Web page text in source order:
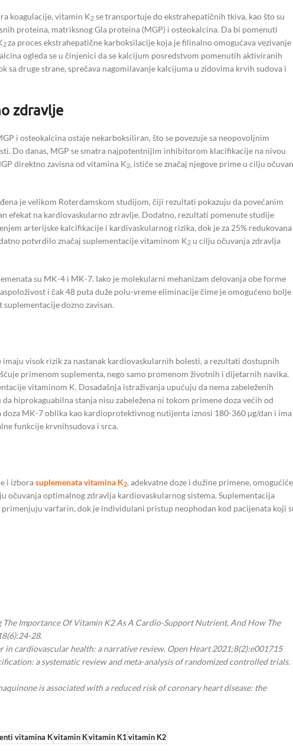
koagulacije, vitamin K2 se transportuje do ekstrahepatičnih tkiva, kao što su
proteina, matriksnog Gla proteina (MGP) i osteokalcina. Da bi pomenuti
2za proces ekstrahepatične karboksilacije koja je filinalno omogućava vezivanje
ogleda se u činjenici da se kalcijum posredstvom pomenutih aktiviranih
sa druge strane, sprečava nagomilavanje kalcijuma u zidovima krvih sudova i
zdravlje
i osteokalcina ostaje nekarboksiliran, što se povezuje sa neopovoljnim
Do danas, MGP se smatra najpotentnijim inhibitorom klacifikacije na nivou
direktno zavisna od vitamina K2, ističe se značaj njegove prime u cilju
je velikom Roterdamskom studijom, čiji rezultati pokazuju da povećanim
efekat na kardiovaskularno zdravlje. Dodatno, rezultati pomenute studije
arterijske kalcifikacije i kardivaskularnog rizika, dok je za 25% redukovana
potvrdilo značaj suplementacije vitaminom K2 u cilju očuvanja zdravlja
su MK-4 i MK-7. Iako je molekularni mehanizam delovanja obe forme
i čak 48 puta duže polu-vreme eliminacije čime je omogućeno bolje
dozno zavisan.
visok rizik za nastanak kardiovaskularnih bolesti, a rezultati dostupnih
primenom suplementa, nego samo promenom životnih i dijetarnih navika.
vitaminom K. Dosadašnja istraživanja upućuju da nema zabeleženih
hiprokaguabilna stanja nisu zabeležena ni tokom primene doza većih od
MK-7 oblika kao kardioprotektivnog nutijenta iznosi 180-360 µg/dan i ima
funkcije krvnihsudova i srca.
i izborasuplemenata vitamina K2, adekvatne doze i dužine primene, omogućiće
očuvanja optimalnog zdravlja kardiovaskularnog sistema. Suplementacija
varfarin, dok je individulani pristup neophodan kod pacijenata koji
Importance Of Vitamin K2 As A Cardio-Support Nutrient, And How The
28.
in cardiovascular health: a narrative review. Open Heart 2021;8(2):e001715
a systematic review and meta-analysis of randomized controlled trials.
is associated with a reduced risk of coronary heart disease: the
vitamina Kvitamin Kvitamin K1 vitamin K2